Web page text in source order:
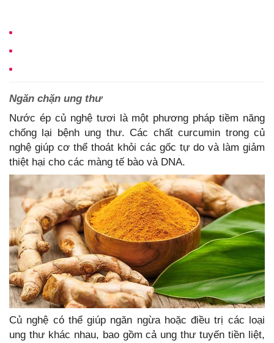
Ngăn chặn ung thư
Nước ép củ nghệ tươi là một phương pháp tiềm năng
chống lại bệnh ung thư. Các chất curcumin trong củ
nghệ giúp cơ thể thoát khỏi các gốc tự do và làm giảm
thiệt hại cho các màng tế bào và DNA.
Củ nghệ có thể giúp ngăn ngừa hoặc điều trị các loại
ung thư khác nhau, bao gồm cả ung thư tuyến tiền liệt,